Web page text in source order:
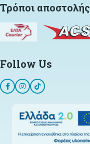
Τρόποι αποστολής
Follow Us